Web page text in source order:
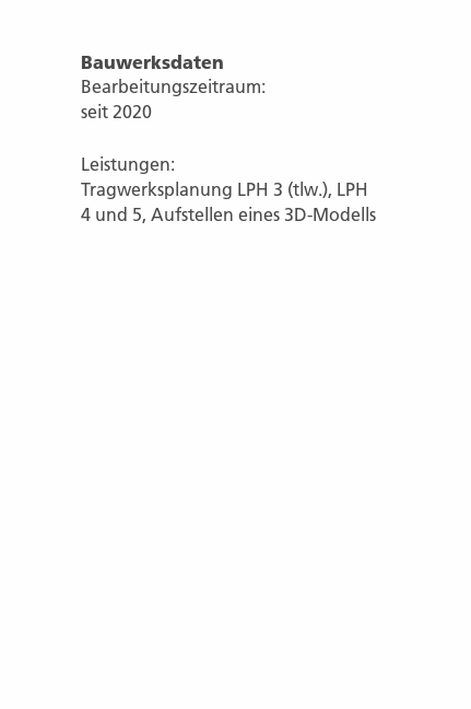
Bauwerksdaten
Bearbeitungszeitraum:
seit 2020
Leistungen:
Tragwerksplanung LPH 3 (tlw.), LPH
4 und 5, Aufstellen eines 3D-Modells